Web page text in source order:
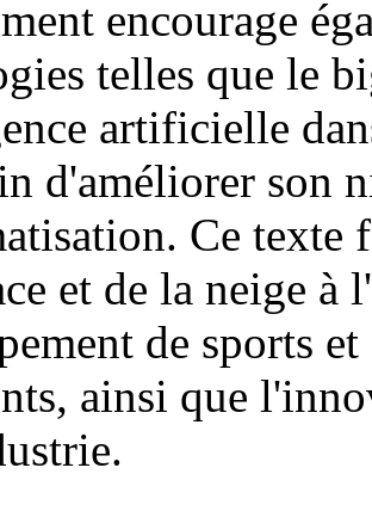
encourage
telles que le
artificielle
d'améliorer son
Ce texte
et de la neige à
de sports
ainsi que